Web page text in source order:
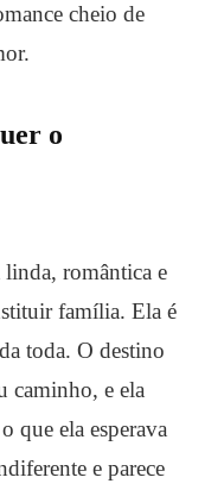
cheio de
o
linda, romântica e
família. Ela é
toda. O destino
caminho, e ela
que ela esperava
e parece